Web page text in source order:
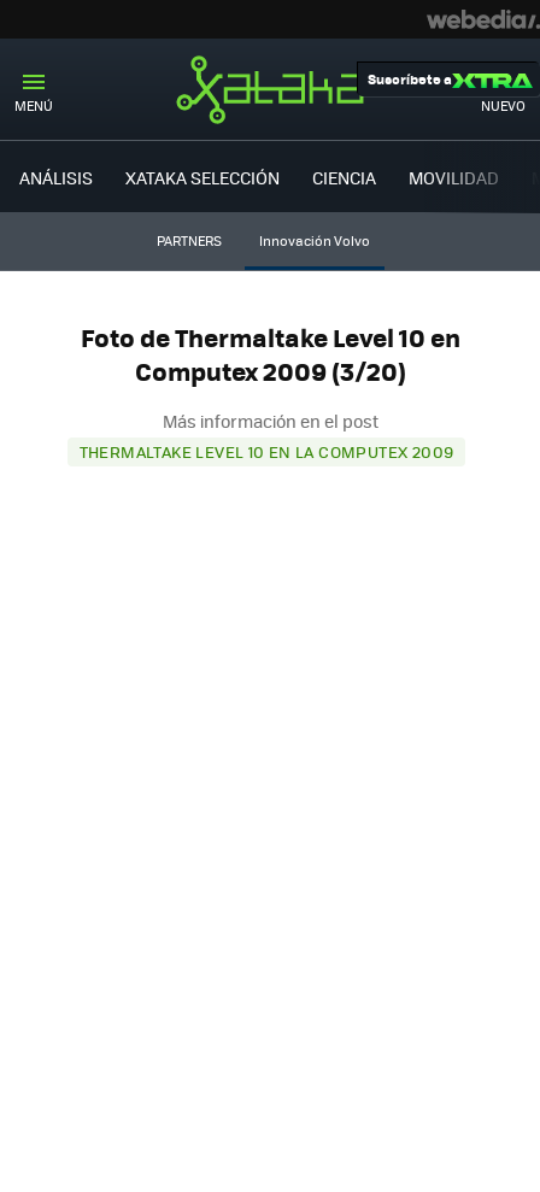
MENÚ NUEVO
Suscríbete a
ANÁLISIS XATAKA SELECCIÓN CIENCIA MOVILIDAD
PARTNERS Innovación Volvo
Foto de Thermaltake Level 10 en
Computex 2009 (3/20)
Más información en el post
THERMALTAKE LEVEL 10 EN LA COMPUTEX 2009